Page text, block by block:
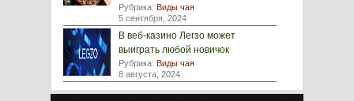
Рубрика: Виды чая
5 сентября, 2024
В веб-казино Легзо может
выиграть любой новичок
Рубрика: Виды чая
8 августа, 2024